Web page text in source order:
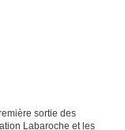
sortie des
Labaroche et les